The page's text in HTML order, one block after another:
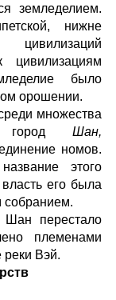
земледелием.
нижне
цивилизаций
цивилизациям
было
орошении.
множества
город Шан,
номов.
этого
его была
собранием.
Шан перестало
племенами
реки Вэй.